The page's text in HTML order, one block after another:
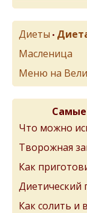
Диеты •
Масленица
Меню на
Самые
Что можно
Творожная
Как
Диетический
Как солить и